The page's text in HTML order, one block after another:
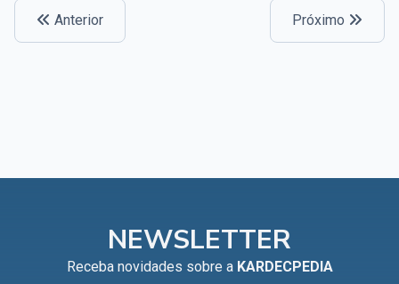
Anterior Próximo
NEWSLETTER
Receba novidades sobre a KARDECPEDIA